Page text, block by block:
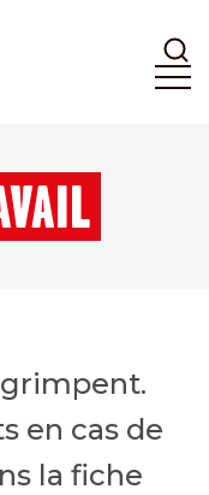
en cas de
la fiche